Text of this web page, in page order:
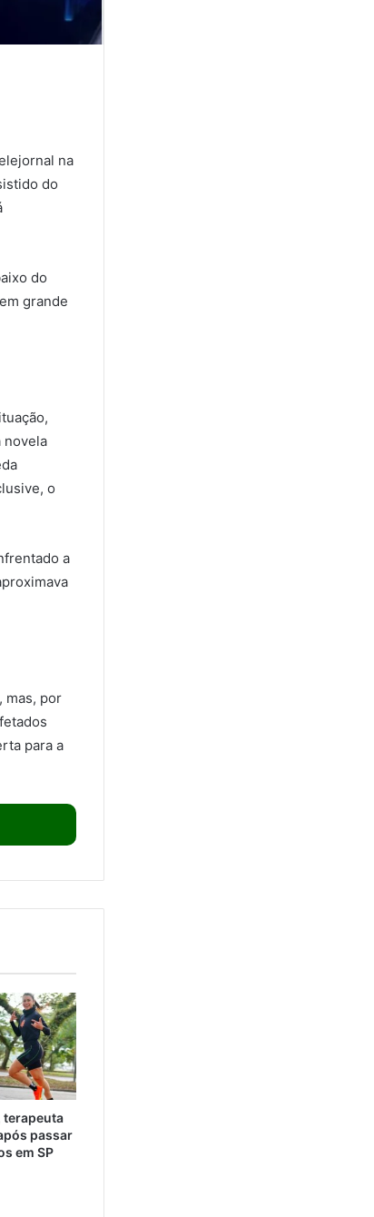
na
do
do
grande
novela
o
a
mas, por
para a
terapeuta
passar
em SP